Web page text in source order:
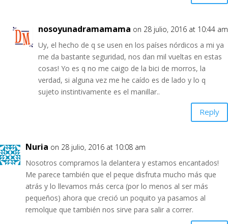
nosoyunadramamama on 28 julio, 2016 at 10:44 am
Uy, el hecho de q se usen en los países nórdicos a mi ya
me da bastante seguridad, nos dan mil vueltas en estas
cosas! Yo es q no me caigo de la bici de morros, la
verdad, si alguna vez me he caído es de lado y lo q
sujeto instintivamente es el manillar..
Reply
Nuria on 28 julio, 2016 at 10:08 am
Nosotros compramos la delantera y estamos encantados!
Me parece también que el peque disfruta mucho más que
atrás y lo llevamos más cerca (por lo menos al ser más
pequeños) ahora que creció un poquito ya pasamos al
remolque que también nos sirve para salir a correr.